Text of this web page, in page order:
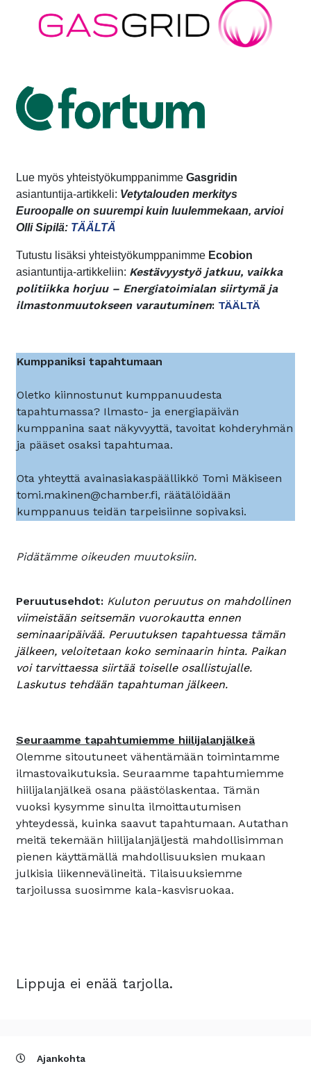
Lue myös yhteistyökumppanimme Gasgridin
asiantuntija-artikkeli: Vetytalouden merkitys
Euroopalle on suurempi kuin luulemmekaan, arvioi
Olli Sipilä: TÄÄLTÄ
Tutustu lisäksi yhteistyökumppanimme Ecobion
asiantuntija-artikkeliin: Kestävyystyö jatkuu, vaikka
politiikka horjuu – Energiatoimialan siirtymä ja
ilmastonmuutokseen varautuminen: TÄÄLTÄ
Kumppaniksi tapahtumaan
Oletko kiinnostunut kumppanuudesta
tapahtumassa? Ilmasto- ja energiapäivän
kumppanina saat näkyvyyttä, tavoitat kohderyhmän
ja pääset osaksi tapahtumaa.
Ota yhteyttä avainasiakaspäällikkö Tomi Mäkiseen
tomi.makinen@chamber.fi, räätälöidään
kumppanuus teidän tarpeisiinne sopivaksi.
Pidätämme oikeuden muutoksiin.
Peruutusehdot: Kuluton peruutus on mahdollinen
viimeistään seitsemän vuorokautta ennen
seminaaripäivää. Peruutuksen tapahtuessa tämän
jälkeen, veloitetaan koko seminaarin hinta. Paikan
voi tarvittaessa siirtää toiselle osallistujalle.
Laskutus tehdään tapahtuman jälkeen.
Seuraamme tapahtumiemme hiilijalanjälkeä
Olemme sitoutuneet vähentämään toimintamme
ilmastovaikutuksia. Seuraamme tapahtumiemme
hiilijalanjälkeä osana päästölaskentaa. Tämän
vuoksi kysymme sinulta ilmoittautumisen
yhteydessä, kuinka saavut tapahtumaan. Autathan
meitä tekemään hiilijalanjäljestä mahdollisimman
pienen käyttämällä mahdollisuuksien mukaan
julkisia liikennevälineitä. Tilaisuuksiemme
tarjoilussa suosimme kala-kasvisruokaa.
Lippuja ei enää tarjolla.
Ajankohta